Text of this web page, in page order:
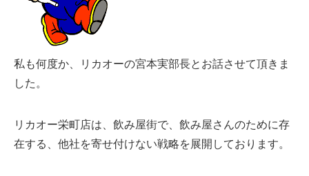
私も何度か、リカオーの宮本実部長とお話させて頂きま
した。
リカオー栄町店は、飲み屋街で、飲み屋さんのために存
在する、他社を寄せ付けない戦略を展開しております。